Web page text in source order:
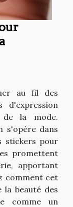
au fil des
d'expression
de la mode.
s'opère dans
stickers pour
promettent
apportant
comment cet
la beauté des
comme un